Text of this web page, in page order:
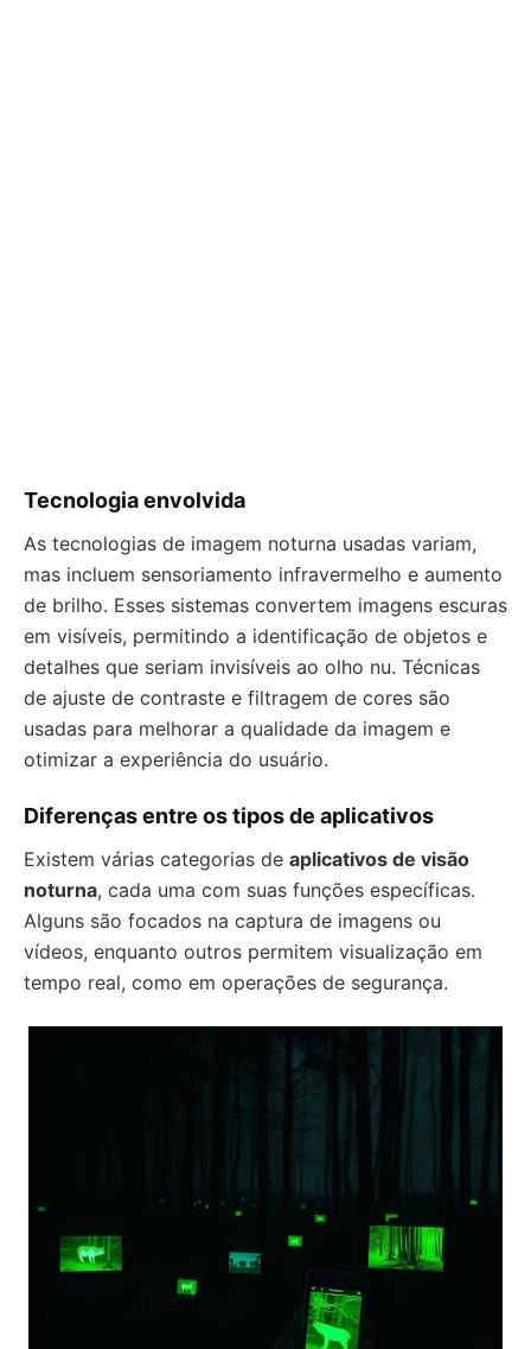
Tecnologia envolvida
As tecnologias de imagem noturna usadas variam,
mas incluem sensoriamento infravermelho e aumento
de brilho. Esses sistemas convertem imagens escuras
em visíveis, permitindo a identificação de objetos e
detalhes que seriam invisíveis ao olho nu. Técnicas
de ajuste de contraste e filtragem de cores são
usadas para melhorar a qualidade da imagem e
otimizar a experiência do usuário.
Diferenças entre os tipos de aplicativos
Existem várias categorias de aplicativos de visão
noturna, cada uma com suas funções específicas.
Alguns são focados na captura de imagens ou
vídeos, enquanto outros permitem visualização em
tempo real, como em operações de segurança.